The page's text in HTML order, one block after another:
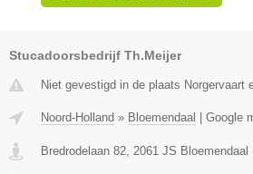
Stucadoorsbedrijf Th.Meijer
Niet gevestigd in de plaats Norgervaart
Noord-Holland » Bloemendaal Google
Bredrodelaan 82, 2061 JS Bloemendaal